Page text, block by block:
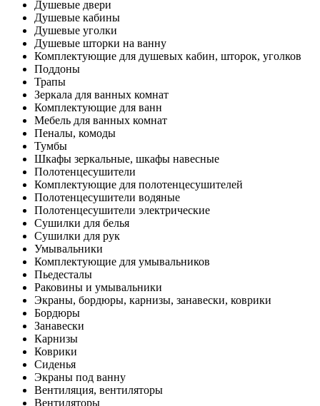
Душевые двери
Душевые кабины
Душевые уголки
Душевые шторки на ванну
Комплектующие для душевых кабин, шторок, уголков
Поддоны
Трапы
Зеркала для ванных комнат
Комплектующие для ванн
Мебель для ванных комнат
Пеналы, комоды
Тумбы
Шкафы зеркальные, шкафы навесные
Полотенцесушители
Комплектующие для полотенцесушителей
Полотенцесушители водяные
Полотенцесушители электрические
Сушилки для белья
Сушилки для рук
Умывальники
Комплектующие для умывальников
Пьедесталы
Раковины и умывальники
Экраны, бордюры, карнизы, занавески, коврики
Бордюры
Занавески
Карнизы
Коврики
Сиденья
Экраны под ванну
Вентиляция, вентиляторы
Вентиляторы